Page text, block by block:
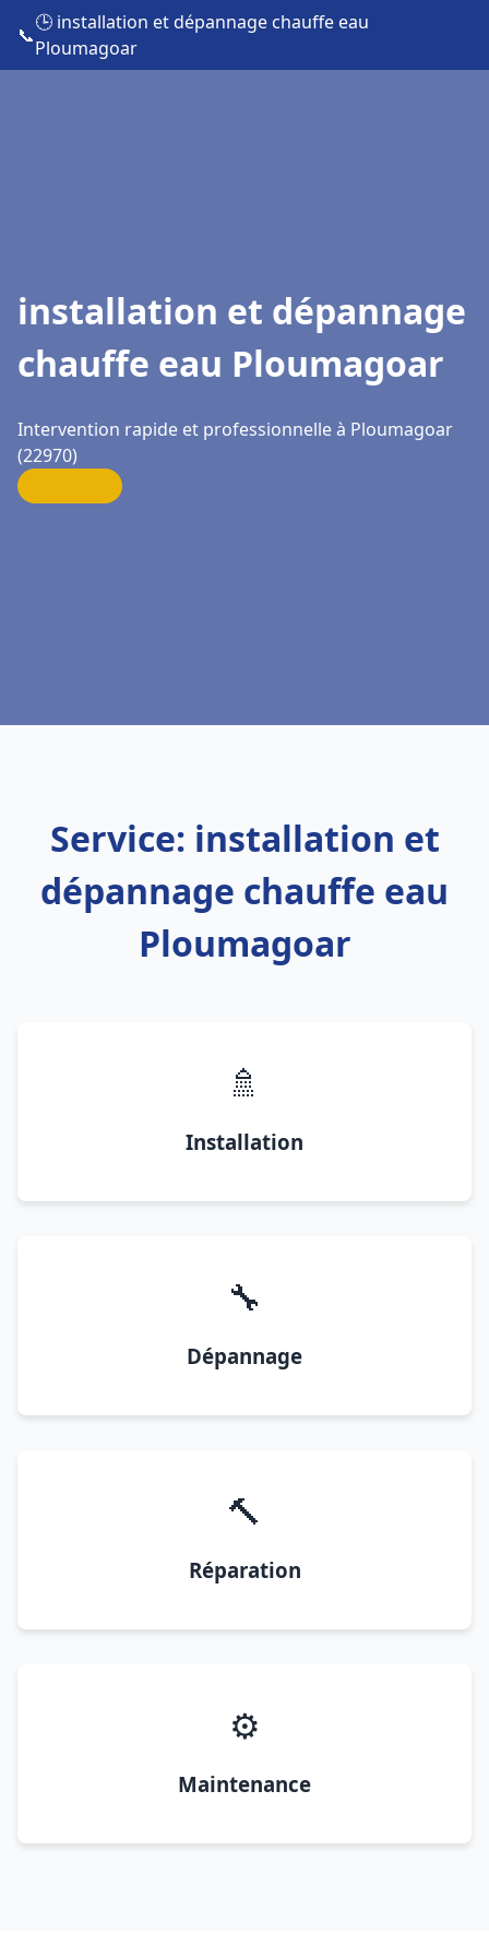
📞
🕒 installation et dépannage chauffe eau
Ploumagoar
installation et dépannage
chauffe eau Ploumagoar
Intervention rapide et professionnelle à Ploumagoar
(22970)
Service: installation et
dépannage chauffe eau
Ploumagoar
🚿
Installation
🔧
Dépannage
🔨
Réparation
⚙️
Maintenance